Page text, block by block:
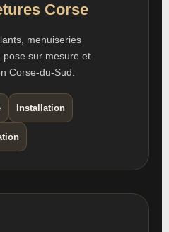
Corse
menuiseries
pose sur mesure et
Corse-du-Sud.
Installation